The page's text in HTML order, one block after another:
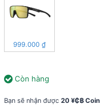
999.000 ₫
Còn hàng
Bạn sẽ nhận được 20 ¥₵฿ Coin